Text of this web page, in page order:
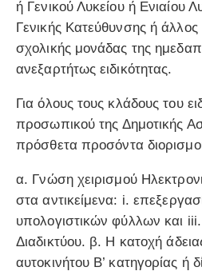
ή Γενικού Λυκείου ή Ενιαίου
Γενικής Κατεύθυνσης ή άλλος
σχολικής μονάδας της
ανεξαρτήτως ειδικότητας.
Για όλους τους κλάδους του
προσωπικού της Δημοτικής
πρόσθετα προσόντα
α. Γνώση χειρισμού
στα αντικείμενα: i.
υπολογιστικών φύλλων και
Διαδικτύου. β. Η κατοχή
αυτοκινήτου Β’ κατηγορίας ή